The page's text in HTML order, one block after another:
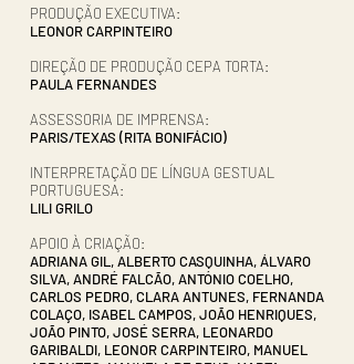
PRODUÇÃO EXECUTIVA:
LEONOR CARPINTEIRO
DIREÇÃO DE PRODUÇÃO CEPA TORTA:
PAULA FERNANDES
ASSESSORIA DE IMPRENSA:
PARIS/TEXAS (RITA BONIFÁCIO)
INTERPRETAÇÃO DE LÍNGUA GESTUAL
PORTUGUESA:
LILI GRILO
APOIO À CRIAÇÃO:
ADRIANA GIL, ALBERTO CASQUINHA, ÁLVARO
SILVA, ANDRÉ FALCÃO, ANTÓNIO COELHO,
CARLOS PEDRO, CLARA ANTUNES, FERNANDA
COLAÇO, ISABEL CAMPOS, JOÃO HENRIQUES,
JOÃO PINTO, JOSÉ SERRA, LEONARDO
GARIBALDI, LEONOR CARPINTEIRO, MANUEL